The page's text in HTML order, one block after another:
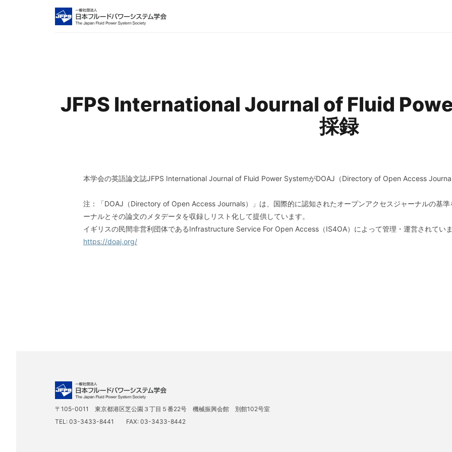
JFPS International Journal of Fluid
採録
本学会の英語論文誌JFPS International Journal of Fluid Power SystemがDOAJ（Directory of Open Access
注：「DOAJ（Directory of Open Access Journals）」は、国際的に認知されたオープンアクセスジャーナルの基
ーナルとその論文のメタデータを収録しリスト化して提供しています。
イギリスの民間非営利団体であるInfrastructure Service For Open Access（IS4OA）によって管理・運営されてい
https://doaj.org/
〒105-0011 東京都港区芝公園３丁目５番22号 機械振興会館 別館102号室
TEL: 03-3433-8441 FAX: 03-3433-8442